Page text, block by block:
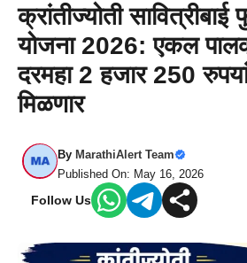
क्रांतीज्योती
योजना 2026: एकल
दरमहा 2 हजार 250
मिळणार
By MarathiAlert Team
Published On: May 16, 2026
Follow Us